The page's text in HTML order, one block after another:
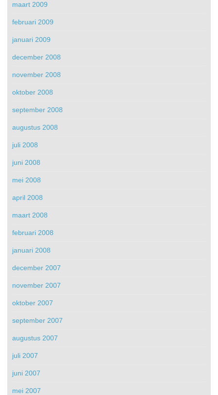
maart 2009
februari 2009
januari 2009
december 2008
november 2008
oktober 2008
september 2008
augustus 2008
juli 2008
juni 2008
mei 2008
april 2008
maart 2008
februari 2008
januari 2008
december 2007
november 2007
oktober 2007
september 2007
augustus 2007
juli 2007
juni 2007
mei 2007